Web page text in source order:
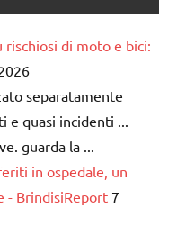
di moto e bici:
separatamente
e quasi incidenti ...
guarda la ...
in ospedale, un
- BrindisiReport 7